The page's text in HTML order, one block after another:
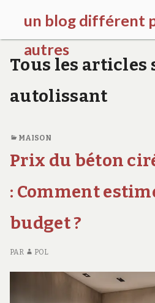
un blog différent
autres
f
c
i
l
d
r
n
.
r
Tous les articles
autolissant
MAISON
Prix du béton
: Comment
budget ?
PAR POL